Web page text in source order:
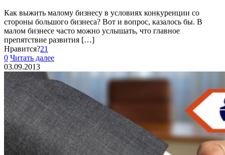
Как выжить малому бизнесу в условиях конкуренции со
стороны большого бизнеса? Вот и вопрос, казалось бы. В
малом бизнесе часто можно услышать, что главное
препятствие развития […]
Нравится?21
0 Читать далее
03.09.2013